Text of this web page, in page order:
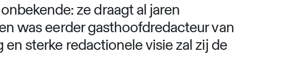
ze draagt al jaren
was eerder gasthoofdredacteur van
sterke redactionele visie zal zij de